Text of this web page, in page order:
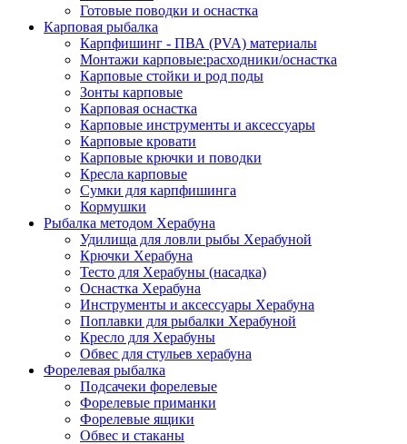
Готовые поводки и оснастка
Карповая рыбалка
Карпфишинг - ПВА (PVA) материалы
Монтажи карповые:расходники/оснастка
Карповые стойки и род поды
Зонты карповые
Карповая оснастка
Карповые инструменты и аксессуары
Карповые кровати
Карповые крючки и поводки
Кресла карповые
Сумки для карпфишинга
Кормушки
Рыбалка методом Херабуна
Удилища для ловли рыбы Херабуной
Крючки Херабуна
Тесто для Херабуны (насадка)
Оснастка Херабуна
Инструменты и аксессуары Херабуна
Поплавки для рыбалки Херабуной
Кресло для Херабуны
Обвес для стульев херабуна
Форелевая рыбалка
Подсачеки форелевые
Форелевые приманки
Форелевые ящики
Обвес и стаканы